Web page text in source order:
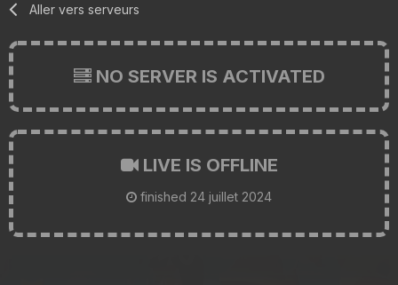
Aller vers serveurs
NO SERVER IS ACTIVATED
LIVE IS OFFLINE
finished 24 juillet 2024